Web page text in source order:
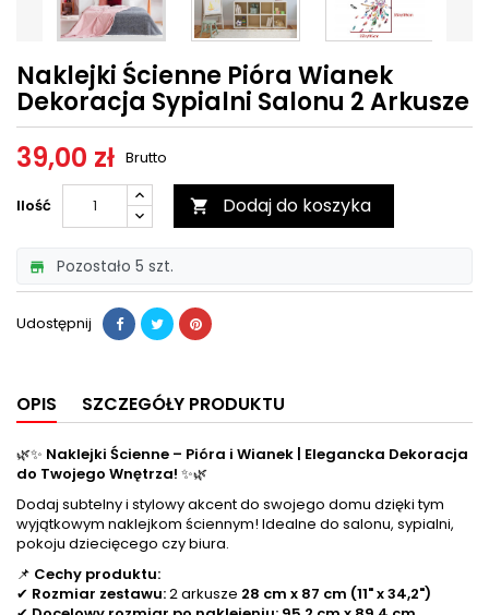
Naklejki Ścienne Pióra Wianek
Dekoracja Sypialni Salonu 2 Arkusze
39,00 zł Brutto
Ilość  Dodaj do koszyka
 Pozostało 5 szt.
Udostępnij
OPIS SZCZEGÓŁY PRODUKTU
🌿✨ Naklejki Ścienne – Pióra i Wianek | Elegancka Dekoracja
do Twojego Wnętrza! ✨🌿
Dodaj subtelny i stylowy akcent do swojego domu dzięki tym
wyjątkowym naklejkom ściennym! Idealne do salonu, sypialni,
pokoju dziecięcego czy biura.
📌 Cechy produktu:
✔ Rozmiar zestawu:2 arkusze 28 cm x 87 cm (11" x 34,2")